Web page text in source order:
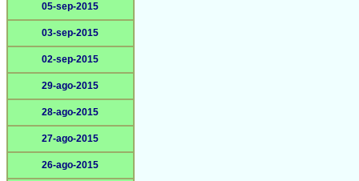
05-sep-2015
03-sep-2015
02-sep-2015
29-ago-2015
28-ago-2015
27-ago-2015
26-ago-2015